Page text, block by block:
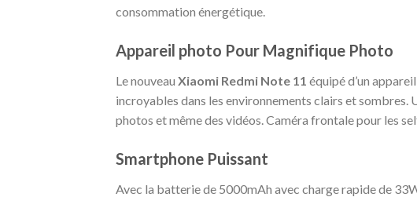
consommation énergétique.
Appareil photo Pour Magnifique Photo
Le nouveau Xiaomi Redmi Note 11 équipé d’un
incroyables dans les environnements clairs et
photos et même des vidéos. Caméra frontale pour les
Smartphone Puissant
Avec la batterie de 5000mAh avec charge rapide de